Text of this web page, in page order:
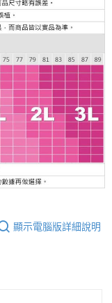
顯示電腦版詳細說明